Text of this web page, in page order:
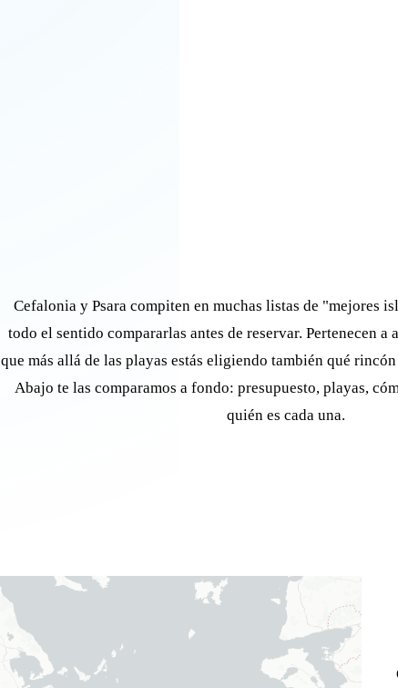
Cefalonia y Psara compiten en muchas listas de "mejores
todo el sentido compararlas antes de reservar. Pertenecen
que más allá de las playas estás eligiendo también qué
Abajo te las comparamos a fondo: presupuesto, playas,
quién es cada una.